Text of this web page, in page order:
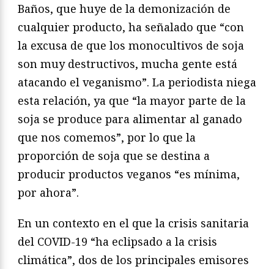
Baños, que huye de la demonización de
cualquier producto, ha señalado que “con
la excusa de que los monocultivos de soja
son muy destructivos, mucha gente está
atacando el veganismo”. La periodista niega
esta relación, ya que “la mayor parte de la
soja se produce para alimentar al ganado
que nos comemos”, por lo que la
proporción de soja que se destina a
producir productos veganos “es mínima,
por ahora”.
En un contexto en el que la crisis sanitaria
del COVID-19 “ha eclipsado a la crisis
climática”, dos de los principales emisores